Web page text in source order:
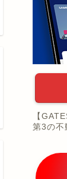
【
第3の不